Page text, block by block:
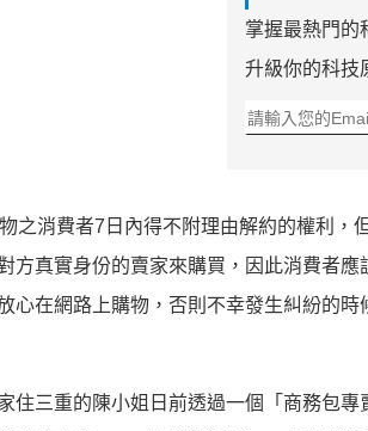
掌握最熱門的
升級你的科技
之消費者7日內得不附理由解約的權利，
方真實身份的賣家來購買，因此消費者
心在網路上購物，否則不幸發生糾紛的
住三重的陳小姐日前透過一個「商務包